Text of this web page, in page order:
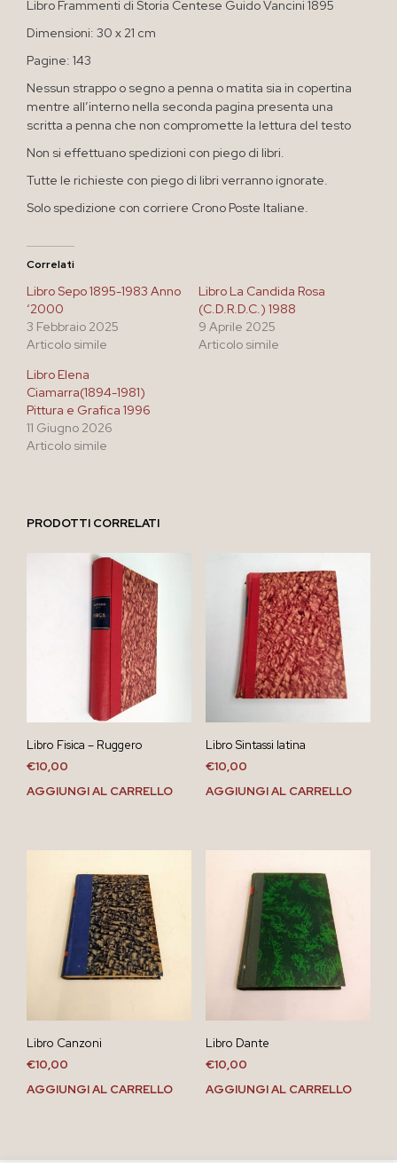
Libro Frammenti di Storia Centese Guido Vancini 1895
Dimensioni: 30 x 21 cm
Pagine: 143
Nessun strappo o segno a penna o matita sia in copertina
mentre all’interno nella seconda pagina presenta una
scritta a penna che non compromette la lettura del testo
Non si effettuano spedizioni con piego di libri.
Tutte le richieste con piego di libri verranno ignorate.
Solo spedizione con corriere Crono Poste Italiane.
Correlati
Libro Sepo 1895-1983 Anno
‘2000
3 Febbraio 2025
Articolo simile
Libro La Candida Rosa
(C.D.R.D.C.) 1988
9 Aprile 2025
Articolo simile
Libro Elena
Ciamarra(1894-1981)
Pittura e Grafica 1996
11 Giugno 2026
Articolo simile
PRODOTTI CORRELATI
Libro Fisica – Ruggero
€10,00
AGGIUNGI AL CARRELLO
Libro Sintassi latina
€10,00
AGGIUNGI AL CARRELLO
Libro Canzoni
€10,00
AGGIUNGI AL CARRELLO
Libro Dante
€10,00
AGGIUNGI AL CARRELLO